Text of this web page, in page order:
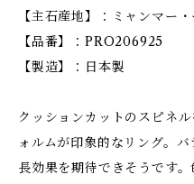
【主石産地】：ミャンマー
【品番】：PRO206925
【製造】：日本製
クッションカットのスピネ
ォルムが印象的なリング。
長効果を期待できそうです